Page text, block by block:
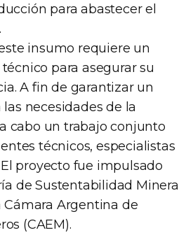
para abastecer el
insumo requiere un
para asegurar su
A fin de garantizar un
necesidades de la
cabo un trabajo conjunto
técnicos, especialistas
proyecto fue impulsado
de Sustentabilidad Minera
Cámara Argentina de
(CAEM).